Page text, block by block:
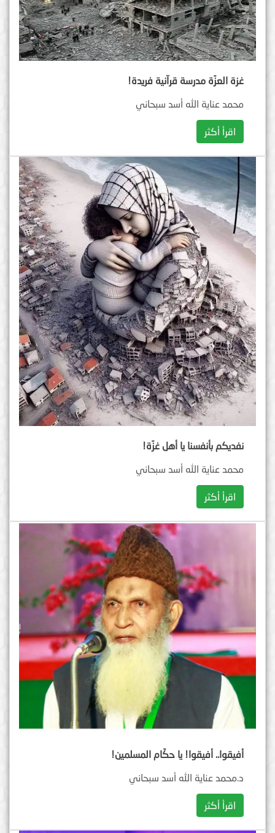
غزة العزّة مدرسة قرآنية فريدة!
محمد عناية الله أسد سبحاني
اقرأ أكثر
نفديكم بأنفسنا يا أهل غزّة!
محمد عناية الله أسد سبحاني
اقرأ أكثر
أفيقوا.. أفيقوا! يا حكّام المسلمين!
د.محمد عناية الله أسد سبحاني
اقرأ أكثر